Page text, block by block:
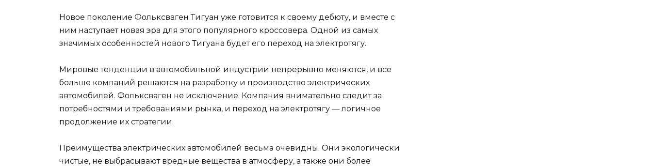
Новое поколение Фольксваген Тигуан уже готовится к своему дебюту, и вместе с
ним наступает новая эра для этого популярного кроссовера. Одной из самых
значимых особенностей нового Тигуана будет его переход на электротягу.
Мировые тенденции в автомобильной индустрии непрерывно меняются, и все
больше компаний решаются на разработку и производство электрических
автомобилей. Фольксваген не исключение. Компания внимательно следит за
потребностями и требованиями рынка, и переход на электротягу — логичное
продолжение их стратегии.
Преимущества электрических автомобилей весьма очевидны. Они экологически
чистые, не выбрасывают вредные вещества в атмосферу, а также они более